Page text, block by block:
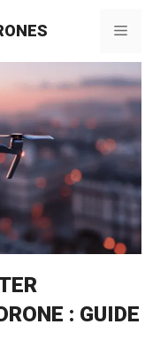
Menu
: GUIDE